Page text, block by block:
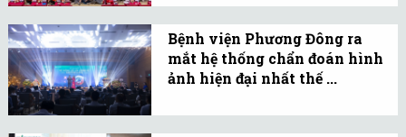
Mở ra cơ hội tiếp cận bài
toán công nghiệp thực tế
và nhiều cơ hội đào tạo
quý giá cho sinh viên.
Bệnh viện Phương Đông ra
mắt hệ thống chẩn đoán hình
ảnh hiện đại nhất thế ...